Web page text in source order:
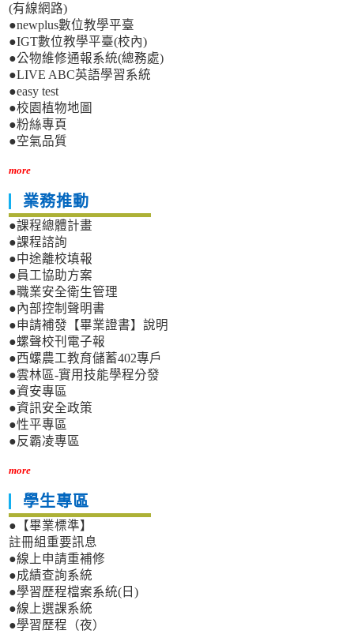
(有線網路)
●newplus數位教學平臺
●IGT數位教學平臺(校內)
●公物維修通報系統(總務處)
●LIVE ABC英語學習系統
●easy test
●校園植物地圖
●粉絲專頁
●空氣品質
more
業務推動
●課程總體計畫
●課程諮詢
●中途離校填報
●員工協助方案
●職業安全衛生管理
●內部控制聲明書
●申請補發【畢業證書】說明
●螺聲校刊電子報
●西螺農工教育儲蓄402專戶
●雲林區-實用技能學程分發
●資安專區
●資訊安全政策
●性平專區
●反霸凌專區
more
學生專區
●【畢業標準】
註冊組重要訊息
●線上申請重補修
●成績查詢系統
●學習歷程檔案系統(日)
●線上選課系統
●學習歷程（夜）